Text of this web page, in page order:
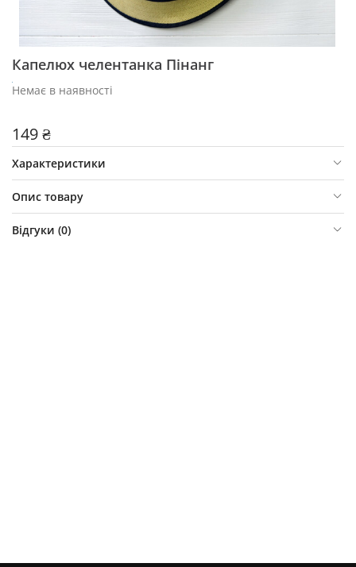
Капелюх челентанка Пінанг
Немає в наявності
149 ₴
Характеристики
Опис товару
Відгуки (0)